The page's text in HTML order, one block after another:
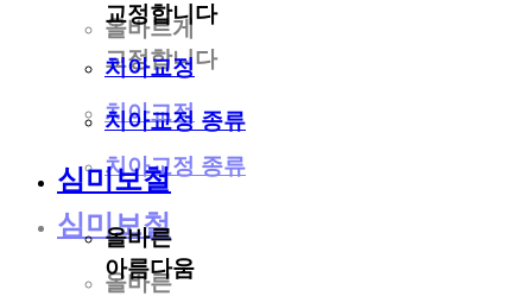
교정합니다
치아교정
치아교정 종류
심미보철
올바른
아름다움
올바르게
교정합니다
치아교정
치아교정 종류
심미보철
올바른